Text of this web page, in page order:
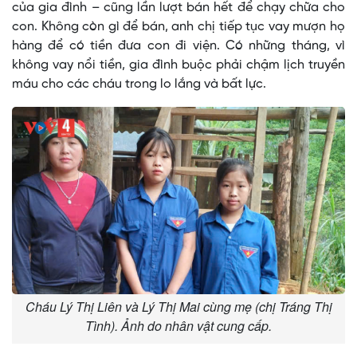
của gia đình – cũng lần lượt bán hết để chạy chữa cho
con. Không còn gì để bán, anh chị tiếp tục vay mượn họ
hàng để có tiền đưa con đi viện. Có những tháng, vì
không vay nổi tiền, gia đình buộc phải chậm lịch truyền
máu cho các cháu trong lo lắng và bất lực.
Cháu Lý Thị Liên và Lý Thị Mai cùng mẹ (chị Tráng Thị
Tình). Ảnh do nhân vật cung cấp.